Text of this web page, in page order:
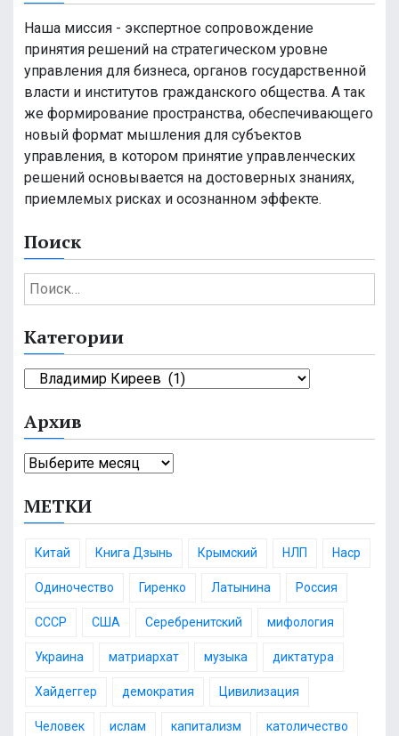
Наша миссия - экспертное сопровождение
принятия решений на стратегическом уровне
управления для бизнеса, органов государственной
власти и институтов гражданского общества. А так
же формирование пространства, обеспечивающего
новый формат мышления для субъектов
управления, в котором принятие управленческих
решений основывается на достоверных знаниях,
приемлемых рисках и осознанном эффекте.
Поиск
Н
а
т
и
:
Категории
т
е
р
и
Архив
А
х
и
МЕТКИ
Китай Книга Дзынь Крымский НЛП Наср
Одиночество Гиренко Латынина Россия
СССР США Серебренитский мифология
Украина матриархат музыка диктатура
Хайдеггер демократия Цивилизация
Человек ислам капитализм католичество